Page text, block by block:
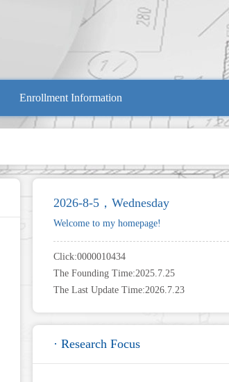
Enrollment Information
2026-8-5，Wednesday
Welcome to my homepage!
Click:0000010434
The Founding Time:2025.7.25
The Last Update Time:2026.7.23
· Research Focus